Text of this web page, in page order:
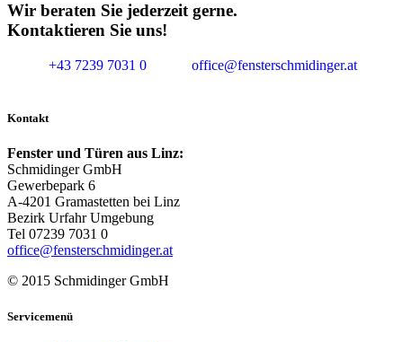
Wir beraten Sie jederzeit gerne.
Kontaktieren Sie uns!
+43 7239 7031 0 office@fensterschmidinger.at
Kontakt
Fenster und Türen aus Linz:
Schmidinger GmbH
Gewerbepark 6
A-4201 Gramastetten bei Linz
Bezirk Urfahr Umgebung
Tel 07239 7031 0
office@fensterschmidinger.at
© 2015 Schmidinger GmbH
Servicemenü